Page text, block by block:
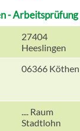
-
27404
Heeslingen
06366 Köthen
.... Raum
Stadtlohn